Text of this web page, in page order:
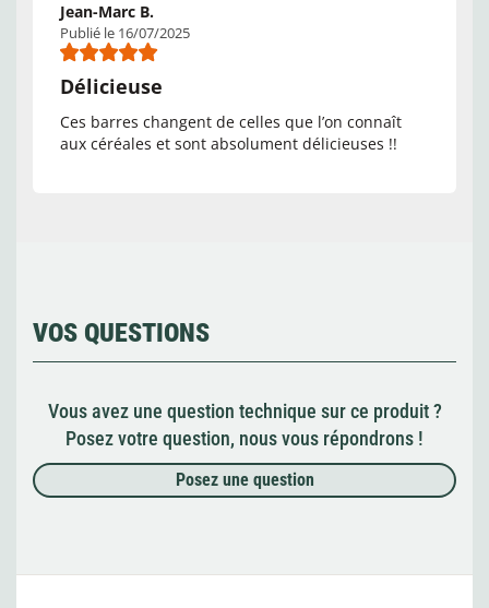
Jean-Marc B.
Publié le 16/07/2025
Délicieuse
Ces barres changent de celles que l’on connaît
aux céréales et sont absolument délicieuses !!
VOS QUESTIONS
Vous avez une question technique sur ce produit ?
Posez votre question, nous vous répondrons !
Posez une question